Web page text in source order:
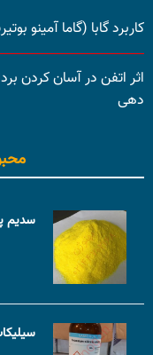
کاربرد گابا (گاما آمینو
اثر اتفن در آسان کردن
دهی
سدیم